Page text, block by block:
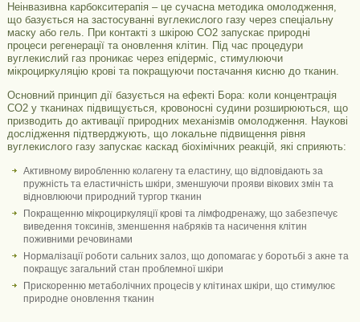
Неінвазивна карбокситерапія – це сучасна методика омолодження,
що базується на застосуванні вуглекислого газу через спеціальну
маску або гель. При контакті з шкірою CO2 запускає природні
процеси регенерації та оновлення клітин. Під час процедури
вуглекислий газ проникає через епідерміс, стимулюючи
мікроциркуляцію крові та покращуючи постачання кисню до тканин.
Основний принцип дії базується на ефекті Бора: коли концентрація
CO2 у тканинах підвищується, кровоносні судини розширюються, що
призводить до активації природних механізмів омолодження. Наукові
дослідження підтверджують, що локальне підвищення рівня
вуглекислого газу запускає каскад біохімічних реакцій, які сприяють:
Активному виробленню колагену та еластину, що відповідають за
пружність та еластичність шкіри, зменшуючи прояви вікових змін та
відновлюючи природний тургор тканин
Покращенню мікроциркуляції крові та лімфодренажу, що забезпечує
виведення токсинів, зменшення набряків та насичення клітин
поживними речовинами
Нормалізації роботи сальних залоз, що допомагає у боротьбі з акне та
покращує загальний стан проблемної шкіри
Прискоренню метаболічних процесів у клітинах шкіри, що стимулює
природне оновлення тканин